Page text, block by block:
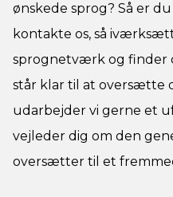
ønskede sprog? Så er
kontakte os, så
sprognetværk og finder
står klar til at oversætte
udarbejder vi gerne et
vejleder dig om den
oversætter til et